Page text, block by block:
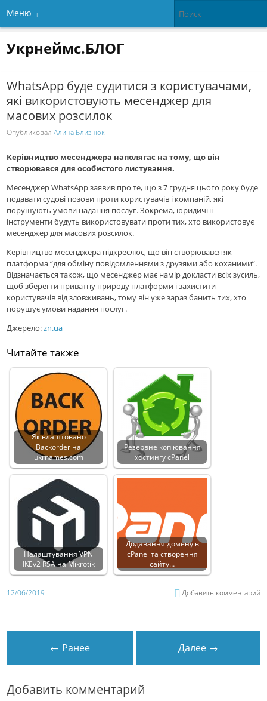
Меню
Укрнеймс.БЛОГ
WhatsApp буде судитися з користувачами,
які використовують месенджер для
масових розсилок
ОпубликовалАлина Близнюк
Керівництво месенджера наполягає на тому, що він
створювався для особистого листування.
Месенджер WhatsApp заявив про те, що з 7 грудня цього року буде
подавати судові позови проти користувачів і компаній, які
порушують умови надання послуг. Зокрема, юридичні
інструменти будуть використовувати проти тих, хто використовує
месенджер для масових розсилок.
Керівництво месенджера підкреслює, що він створювався як
платформа “для обміну повідомленнями з друзями або коханими”.
Відзначається також, що месенджер має намір докласти всіх зусиль,
щоб зберегти приватну природу платформи і захистити
користувачів від зловживань, тому він уже зараз банить тих, хто
порушує умови надання послуг.
Джерело:zn.ua
Читайте также
Як влаштовано
Backorder на
ukrnames.com
Резервне копіювання
хостингу cPanel
Налаштування VPN
IKEv2 RSA на Mikrotik
Додавання домену в
cPanel та створення
сайту…
12/06/2019 Добавить комментарий
← Ранее Далее →
Добавить комментарий